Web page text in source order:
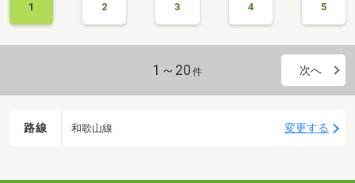
1 2 3 4 5
1～20 件 次へ
路線 和歌山線 変更する